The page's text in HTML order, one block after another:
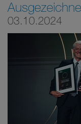
03.10.2024